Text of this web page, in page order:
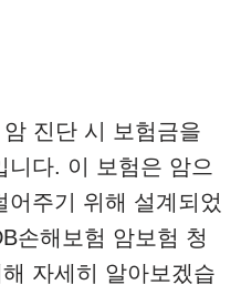
진단 시 보험금을
니다. 이 보험은 암으
어주기 위해 설계되었
손해보험 암보험 청
자세히 알아보겠습